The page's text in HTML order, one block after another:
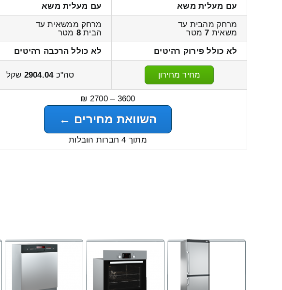
עם מעלית משא
עם מעלית משא
מרחק מהבית עד
משאית 7מטר
מרחק ממשאית עד
הבית8 מטר
לא כולל פירוק רהיטים
לא כולל הרכבה רהיטים
מחיר מחירון סה"כ2904.04 שקל
3600 – 2700 ₪
השוואת מחירים ←
מתוך 4 חברות הובלות